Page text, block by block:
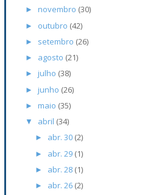
► novembro (30)
► outubro (42)
► setembro (26)
► agosto (21)
► julho (38)
► junho (26)
► maio (35)
▼ abril (34)
► abr. 30 (2)
► abr. 29 (1)
► abr. 28 (1)
► abr. 26 (2)